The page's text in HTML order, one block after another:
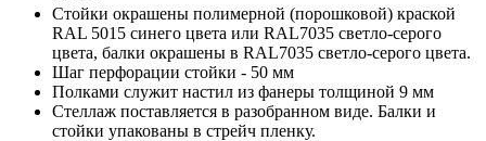
Стойки окрашены полимерной (порошковой) краской
RAL 5015 синего цвета или RAL7035 светло-серого
цвета, балки окрашены в RAL7035 светло-серого цвета.
Шаг перфорации стойки - 50 мм
Полками служит настил из фанеры толщиной 9 мм
Стеллаж поставляется в разобранном виде. Балки и
стойки упакованы в стрейч пленку.